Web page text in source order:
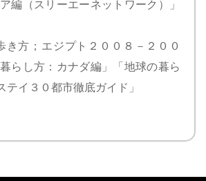
（スリーエーネットワーク）」
方；エジプト２００８－２００
らし方：カナダ編」「地球の暮ら
イ３０都市徹底ガイド」